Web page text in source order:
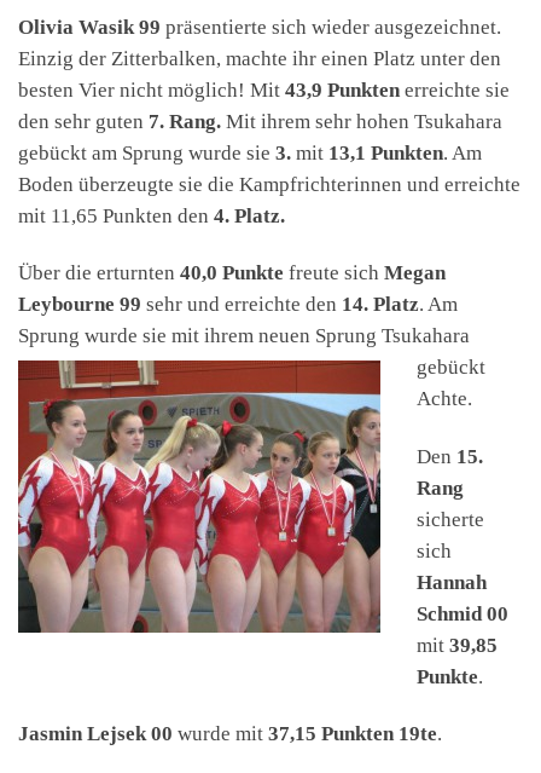
Olivia Wasik 99 präsentierte sich wieder ausgezeichnet.
Einzig der Zitterbalken, machte ihr einen Platz unter den
besten Vier nicht möglich! Mit 43,9 Punkten erreichte sie
den sehr guten 7. Rang. Mit ihrem sehr hohen Tsukahara
gebückt am Sprung wurde sie 3. mit 13,1 Punkten. Am
Boden überzeugte sie die Kampfrichterinnen und erreichte
mit 11,65 Punkten den 4. Platz.
Über die erturnten 40,0 Punkte freute sich Megan
Leybourne 99 sehr und erreichte den 14. Platz. Am
Sprung wurde sie mit ihrem neuen Sprung Tsukahara
gebückt
Achte.
Den 15.
Rang
sicherte
sich
Hannah
Schmid 00
mit 39,85
Punkte.
Jasmin Lejsek 00 wurde mit 37,15 Punkten 19te.